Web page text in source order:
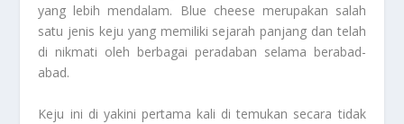
yang lebih mendalam. Blue cheese merupakan salah
satu jenis keju yang memiliki sejarah panjang dan telah
di nikmati oleh berbagai peradaban selama berabad-
abad.
Keju ini di yakini pertama kali di temukan secara tidak